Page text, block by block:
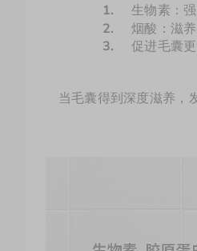
当毛囊得到深度滋养，
1.
2.
3. 促进毛囊